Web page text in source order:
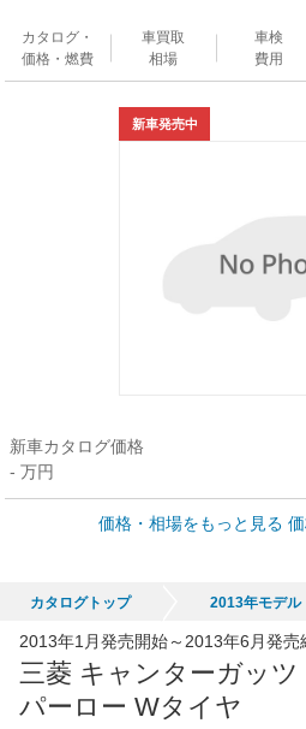
カタログ・
価格・燃費
車買取
相場
車検
費用
新車発売中
新車カタログ価格
- 万円
車買取価格 *
全国平均の車検価格 *
*当該価格は車種別の価格となります。
価格・相場をもっと見る
カタログトップ 2013年モデル
2013年1月発売開始～2013年6月発売
三菱 キャンターガッツ
パーロー Wタイヤ